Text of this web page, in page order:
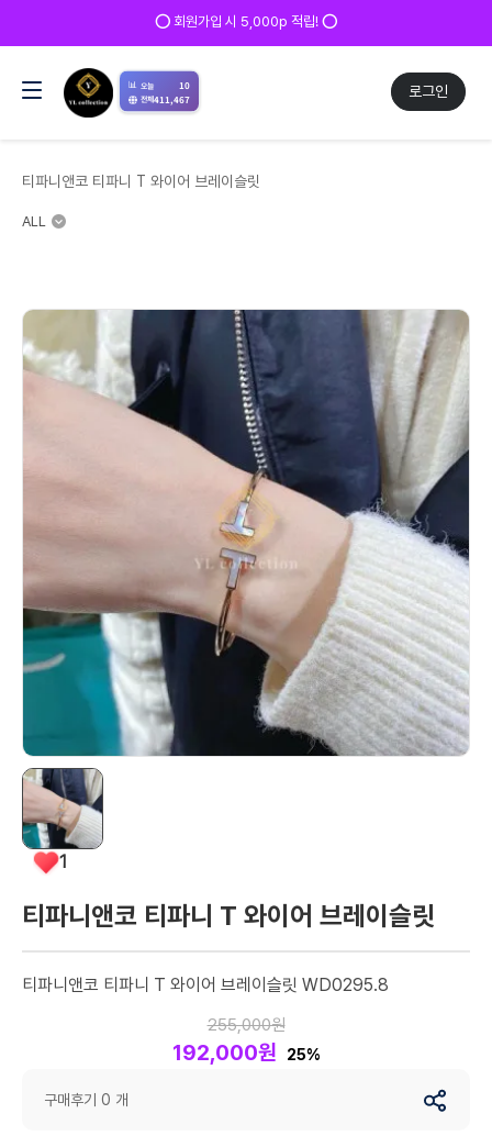
⭕ 회원가입 시 5,000p 적립! ⭕
로그인
📊 오늘 10
전체411,467
티파니앤코 티파니 T 와이어 브레이슬릿
ALL
1
티파니앤코 티파니 T 와이어 브레이슬릿
티파니앤코 티파니 T 와이어 브레이슬릿 WD0295.8
255,000원
192,000원 25%
구매후기 0 개